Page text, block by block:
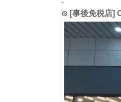
-
⊙ [事後免税店]